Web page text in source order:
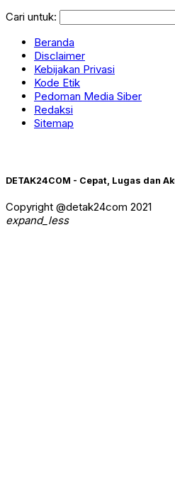
Cari untuk:
Beranda
Disclaimer
Kebijakan Privasi
Kode Etik
Pedoman Media Siber
Redaksi
Sitemap
DETAK24COM - Cepat, Lugas dan
Copyright @detak24com 2021
expand_less